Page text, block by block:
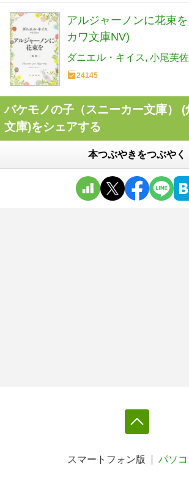
アルジャーノンに花束
カワ文庫NV)
ダニエル・キイス 小尾芙佐
24145
バケモノの子（スニーカー文庫）
文庫)をシェアする
本つぶやきをつぶやく
スマートフォン版 パソコ